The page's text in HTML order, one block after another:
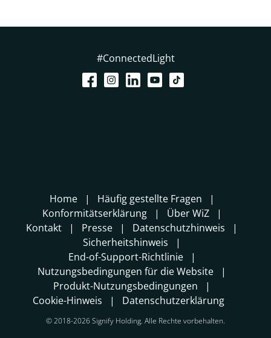
#ConnectedLight
Home
Häufig gestellte Fragen
Konformitätserklärung
Über WiZ
Kontakt
Presse
Datenschutzhinweis
Sicherheitshinweis
End-of-Support-Richtlinie
Nutzungsbedingungen für die Website
Produkt-Nutzungsbedingungen
Cookie-Hinweis
Datenschutzerklärung
© 2018-2026 Signify Holding. Alle Rechte vorbehalten.